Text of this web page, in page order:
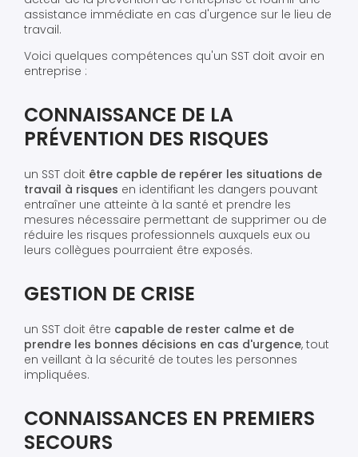
assistance immédiate en cas d'urgence sur le lieu de
travail.
Voici quelques compétences qu'un SST doit avoir en
entreprise :
CONNAISSANCE DE LA
PRÉVENTION DES RISQUES
un SST doit être capble de repérer les situations de
travail à risques en identifiant les dangers pouvant
entraîner une atteinte à la santé et prendre les
mesures nécessaire permettant de supprimer ou de
réduire les risques professionnels auxquels eux ou
leurs collègues pourraient être exposés.
GESTION DE CRISE
un SST doit être capable de rester calme et de
prendre les bonnes décisions en cas d'urgence, tout
en veillant à la sécurité de toutes les personnes
impliquées.
CONNAISSANCES EN PREMIERS
SECOURS